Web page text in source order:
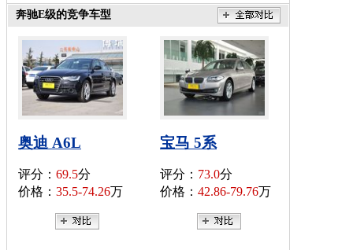
奔驰E级的竞争车型
奥迪 A6L
评分： 69.5分
价格： 35.5-74.26万
宝马 5系
评分： 73.0分
价格： 42.86-79.76万